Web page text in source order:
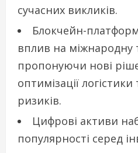
сучасних викликів.
Блокчейн-
вплив на міжнародну
пропонуючи нові
оптимізації
ризиків.
Цифрові активи
популярності серед